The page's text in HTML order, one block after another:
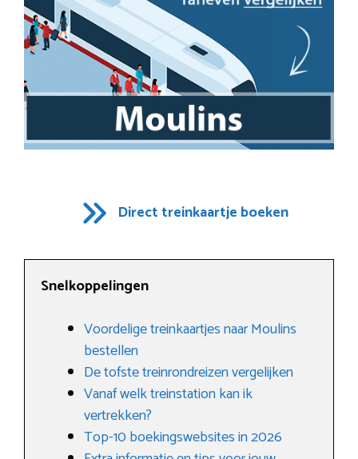
Direct treinkaartje boeken
Snelkoppelingen
Voordelige treinkaartjes naar Moulins
bestellen
De tofste treinrondreizen vergelijken
Vanaf welk treinstation kan ik
vertrekken?
Top-10 boekingswebsites in 2026